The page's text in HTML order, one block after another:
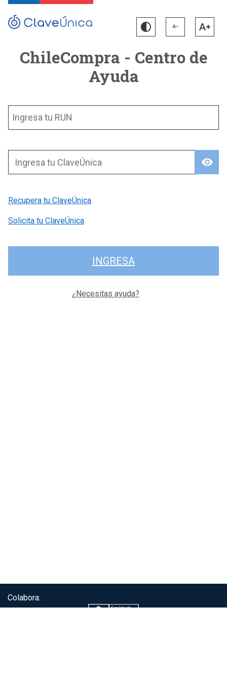
ChileCompra - Centro de
Ayuda
Ingresa tu RUN
visibility
Ingresa tu ClaveÚnica
Recupera tu ClaveÚnica
Solicita tu ClaveÚnica
INGRESA
¿Necesitas ayuda?
Colabora: